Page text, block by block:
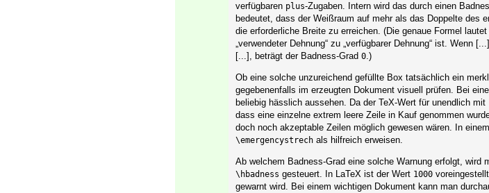
verfügbaren plus-Zugaben. Intern wird das durch einen
bedeutet, dass der Weißraum auf mehr als das Doppelte des
die erforderliche Breite zu erreichen. (Die genaue Formel lautet
„verwendeter Dehnung“ zu „verfügbarer Dehnung“ ist. Wenn
[...], beträgt der Badness-Grad 0.)
Ob eine solche unzureichend gefüllte Box tatsächlich ein
gegebenenfalls im erzeugten Dokument visuell prüfen. Bei
beliebig hässlich aussehen. Da der TeX-Wert für unendlich mit
dass eine einzelne extrem leere Zeile in Kauf genommen
doch noch akzeptable Zeilen möglich gewesen wären. In
\emergencystrech als hilfreich erweisen.
Ab welchem Badness-Grad eine solche Warnung erfolgt, wird
\hbadness gesteuert. In LaTeX ist der Wert 1000
gewarnt wird. Bei einem wichtigen Dokument kann man